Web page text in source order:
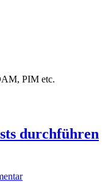
PIM etc.
durchführen